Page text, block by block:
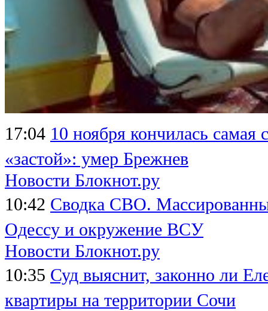
17:04 10 ноября кончилась самая
«застой»: умер Брежнев
Новости Блокнот.ру
10:42 Сводка СВО.
Одессу и окружение ВСУ
Новости Блокнот.ру
10:35 Суд выяснит, законно ли
квартиры на территории Сочи